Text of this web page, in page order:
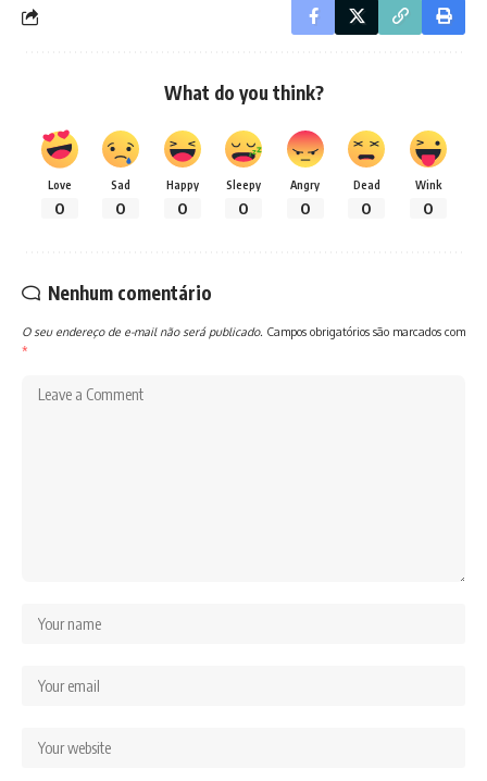
What do you think?
Love
0
Sad
0
Happy
0
Sleepy
0
Angry
0
Dead
0
Wink
0
Nenhum comentário
O seu endereço de e-mail não será publicado. Campos obrigatórios são marcados com
*